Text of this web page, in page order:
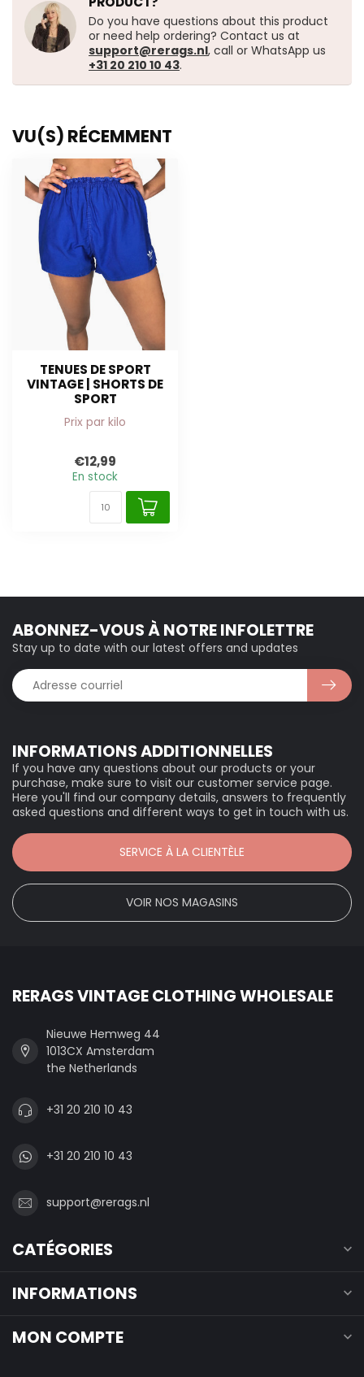
Do you have questions about this product
or need help ordering? Contact us at
support@rerags.nl, call or WhatsApp us
+31 20 210 10 43.
VU(S) RÉCEMMENT
TENUES DE SPORT
VINTAGE | SHORTS DE
SPORT
Prix par kilo
€12,99
En stock
INFORMATIONS ADDITIONNELLES
If you have any questions about our products or your
purchase, make sure to visit our customer service page.
Here you'll find our company details, answers to frequently
asked questions and different ways to get in touch with us.
SERVICE À LA CLIENTÈLE
VOIR NOS MAGASINS
ABONNEZ-VOUS À NOTRE INFOLETTRE
Stay up to date with our latest offers and updates
RERAGS VINTAGE CLOTHING WHOLESALE
Nieuwe Hemweg 44
1013CX Amsterdam
the Netherlands
+31 20 210 10 43
+31 20 210 10 43
support@rerags.nl
CATÉGORIES
INFORMATIONS
MON COMPTE